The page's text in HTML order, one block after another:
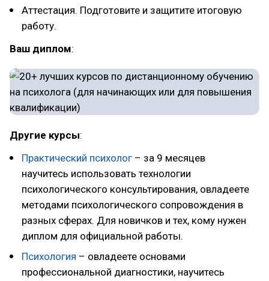
Аттестация. Подготовите и защитите итоговую
работу.
Ваш диплом:
Другие курсы:
Практический психолог – за 9 месяцев
научитесь использовать технологии
психологического консультирования, овладеете
методами психологического сопровождения в
разных сферах. Для новичков и тех, кому нужен
диплом для официальной работы.
Психология – овладеете основами
профессиональной диагностики, научитесь